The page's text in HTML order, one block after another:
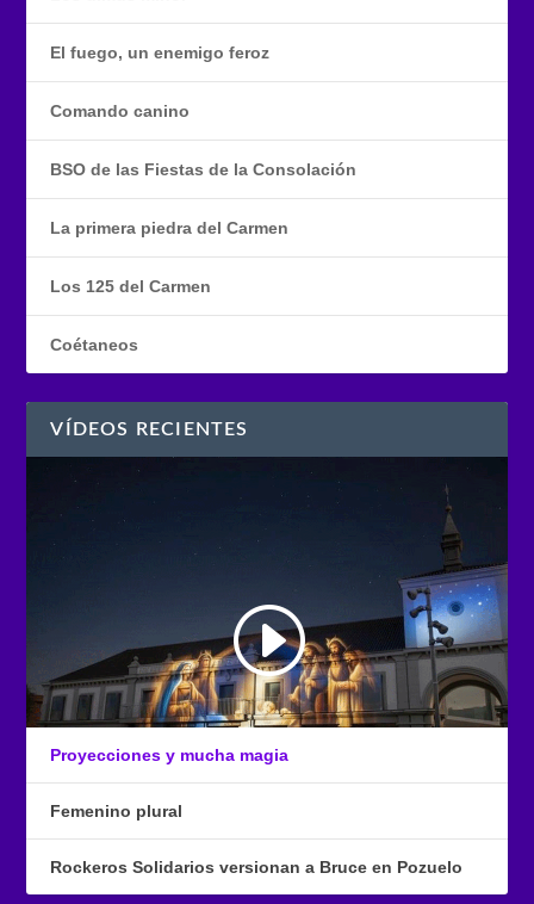
El fuego, un enemigo feroz
Comando canino
BSO de las Fiestas de la Consolación
La primera piedra del Carmen
Los 125 del Carmen
Coétaneos
VÍDEOS RECIENTES
Proyecciones y mucha magia
Femenino plural
Rockeros Solidarios versionan a Bruce en Pozuelo